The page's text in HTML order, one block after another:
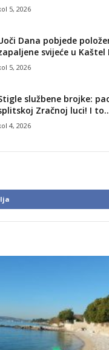
5, 2026
Dana pobjede
svijeće u Kaštel
5, 2026
službene brojke:
Zračnoj luci! I
4, 2026